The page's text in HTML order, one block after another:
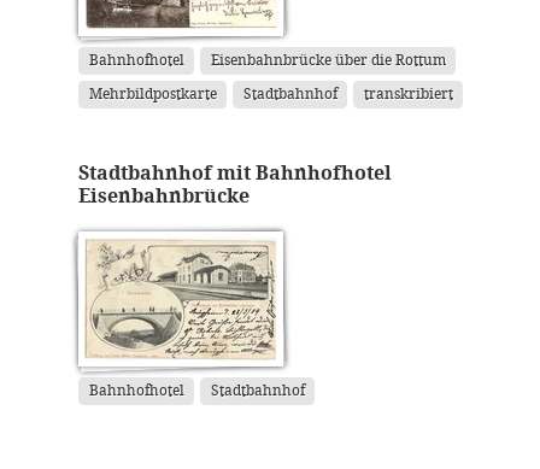
Bahnhofhotel Eisenbahnbrücke über die Rottum
Mehrbildpostkarte Stadtbahnhof transkribiert
Stadtbahnhof mit Bahnhofhotel
Eisenbahnbrücke
Bahnhofhotel Stadtbahnhof